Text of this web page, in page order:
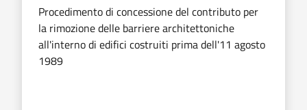
Procedimento di concessione del contributo per
la rimozione delle barriere architettoniche
all'interno di edifici costruiti prima dell'11 agosto
1989